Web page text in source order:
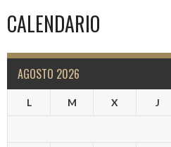
CALENDARIO
AGOSTO 2026
L M X J